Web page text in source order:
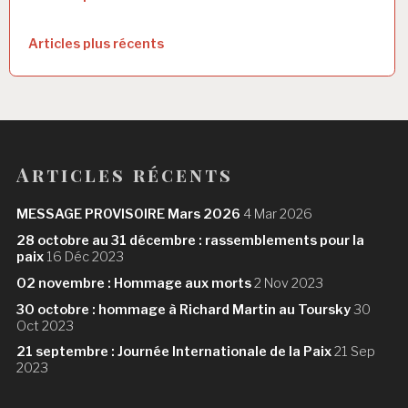
v
i
g
t
i
o
n
d
e
s
Articles plus récents
Articles récents
MESSAGE PROVISOIRE Mars 2026 4 Mar 2026
28 octobre au 31 décembre : rassemblements pour la
paix 16 Déc 2023
02 novembre : Hommage aux morts2 Nov 2023
30 octobre : hommage à Richard Martin au Toursky30
Oct 2023
21 septembre : Journée Internationale de la Paix21 Sep
2023